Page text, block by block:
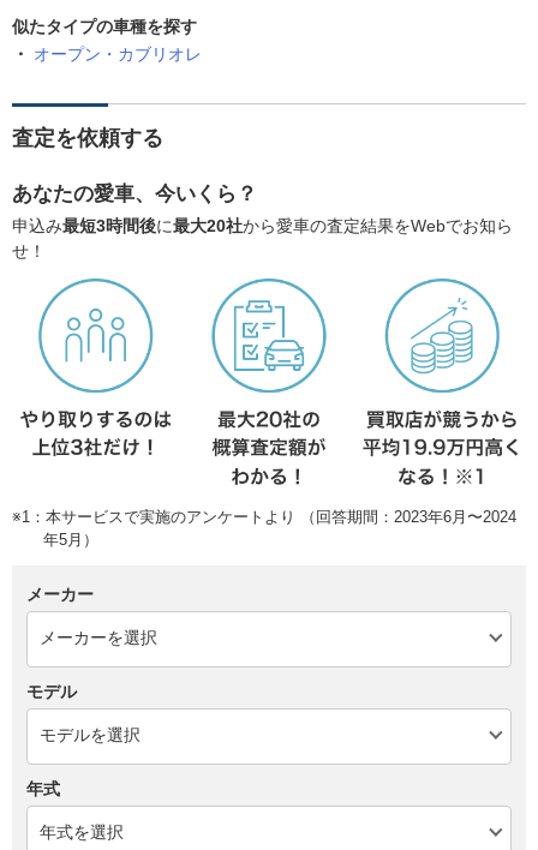
似たタイプの車種を探す
オープン・カブリオレ
査定を依頼する
あなたの愛車、今いくら？
申込み最短3時間後に最大20社から愛車の査定結果をWebでお知ら
せ！
※1：本サービスで実施のアンケートより （回答期間：2023年6月〜2024
年5月）
メーカー
モデル
年式